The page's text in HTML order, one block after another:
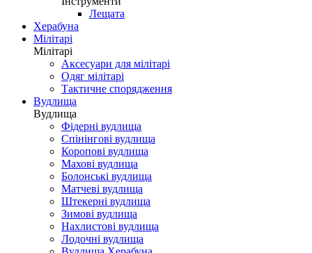
Лещата
Херабуна
Мілітарі
Мілітарі
Аксесуари для мілітарі
Одяг мілітарі
Тактичне спорядження
Вудлища
Вудлища
Фідерні вудлища
Спінінгові вудлища
Коропові вудлища
Махові вудлища
Болонські вудлища
Матчеві вудлища
Штекерні вудлища
Зимові вудлища
Нахлистові вудлища
Лодочні вудлища